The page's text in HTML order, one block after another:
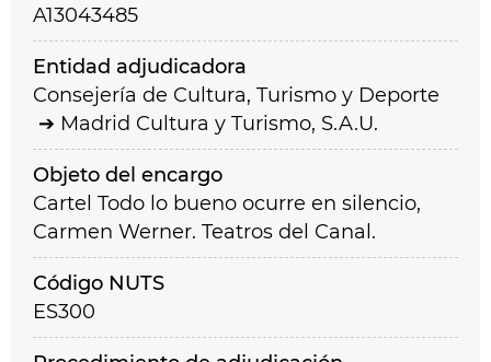
A13043485
Entidad adjudicadora
Consejería de Cultura, Turismo y Deporte
Madrid Cultura y Turismo, S.A.U.
Objeto del encargo
Cartel Todo lo bueno ocurre en silencio,
Carmen Werner. Teatros del Canal.
Código NUTS
ES300